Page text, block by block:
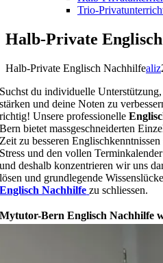
Trio-
Halb-Private
Halb-Private Englisch Nachhilfealiz
Suchst du individuelle
stärken und deine Noten zu
richtig! Unsere professionelle
Bern bietet massgeschneiderten
Zeit zu besseren
Stress und den vollen
und deshalb konzentrieren wir uns
lösen und grundlegende
Englisch Nachhilfe zu schliessen.
Mytutor-Bern Englisch Nachhilfe